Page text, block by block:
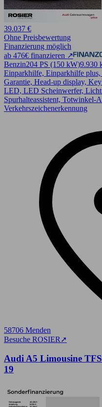
39.037 €
Ohne Preisbewertung
Finanzierung möglich
ab 476€ finanzieren ↗
Benzin204 PS (150 kW)9.930
Einparkhilfe, Einparkhilfe plus,
Garantie, Head-up display,
LED, LED Scheinwerfer,
Spurhalteassistent, Totwinkel-
Verkehrszeichenerkennung
58706 Menden
Besuche ROSIER ➚
Audi A5 Limousine
19